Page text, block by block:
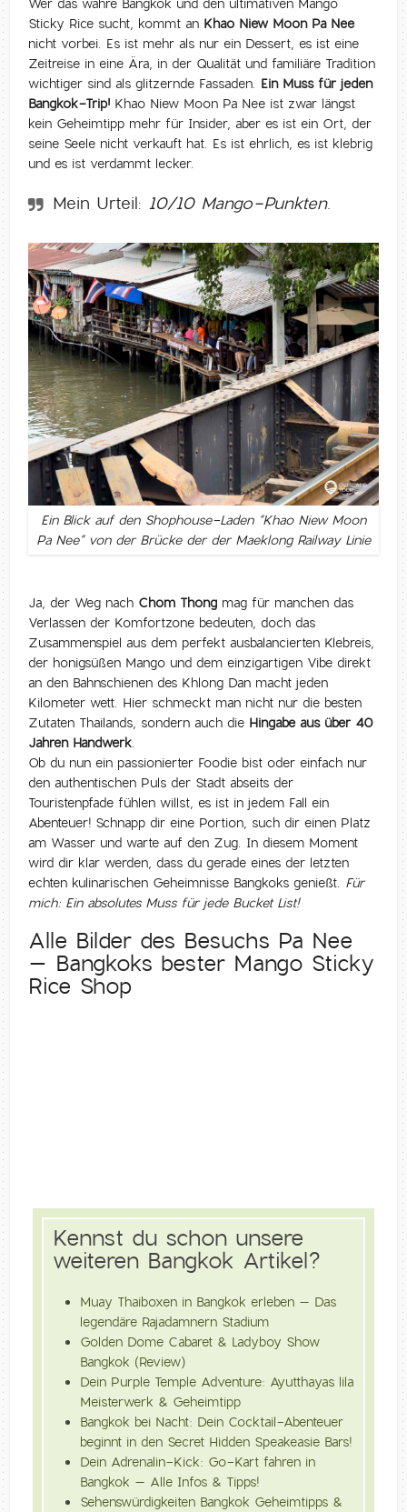
Wer das wahre Bangkok und den ultimativen Mango
Sticky Rice sucht, kommt an Khao Niew Moon Pa Nee
nicht vorbei. Es ist mehr als nur ein Dessert, es ist eine
Zeitreise in eine Ära, in der Qualität und familiäre Tradition
wichtiger sind als glitzernde Fassaden. Ein Muss für jeden
Bangkok-Trip! Khao Niew Moon Pa Nee ist zwar längst
kein Geheimtipp mehr für Insider, aber es ist ein Ort, der
seine Seele nicht verkauft hat. Es ist ehrlich, es ist klebrig
und es ist verdammt lecker.
Mein Urteil: 10/10 Mango-Punkten.
Ein Blick auf den Shophouse-Laden “Khao Niew Moon
Pa Nee” von der Brücke der der Maeklong Railway Linie
Ja, der Weg nach Chom Thong mag für manchen das
Verlassen der Komfortzone bedeuten, doch das
Zusammenspiel aus dem perfekt ausbalancierten Klebreis,
der honigsüßen Mango und dem einzigartigen Vibe direkt
an den Bahnschienen des Khlong Dan macht jeden
Kilometer wett. Hier schmeckt man nicht nur die besten
Zutaten Thailands, sondern auch die Hingabe aus über 40
Jahren Handwerk.
Ob du nun ein passionierter Foodie bist oder einfach nur
den authentischen Puls der Stadt abseits der
Touristenpfade fühlen willst, es ist in jedem Fall ein
Abenteuer! Schnapp dir eine Portion, such dir einen Platz
am Wasser und warte auf den Zug. In diesem Moment
wird dir klar werden, dass du gerade eines der letzten
echten kulinarischen Geheimnisse Bangkoks genießt. Für
mich: Ein absolutes Muss für jede Bucket List!
Alle Bilder des Besuchs Pa Nee
– Bangkoks bester Mango Sticky
Rice Shop
Kennst du schon unsere
weiteren Bangkok Artikel?
Muay Thaiboxen in Bangkok erleben – Das
legendäre Rajadamnern Stadium
Golden Dome Cabaret & Ladyboy Show
Bangkok (Review)
Dein Purple Temple Adventure: Ayutthayas lila
Meisterwerk & Geheimtipp
Bangkok bei Nacht: Dein Cocktail-Abenteuer
beginnt in den Secret Hidden Speakeasie Bars!
Dein Adrenalin-Kick: Go-Kart fahren in
Bangkok – Alle Infos & Tipps!
Sehenswürdigkeiten Bangkok Geheimtipps &